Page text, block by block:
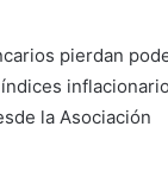
pierdan
la Asociación